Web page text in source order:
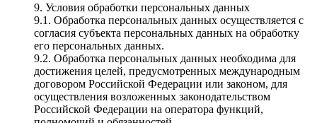
9. Условия обработки персональных данных
9.1. Обработка персональных данных осуществляется с
согласия субъекта персональных данных на обработку
его персональных данных.
9.2. Обработка персональных данных необходима для
достижения целей, предусмотренных международным
договором Российской Федерации или законом, для
осуществления возложенных законодательством
Российской Федерации на оператора функций,